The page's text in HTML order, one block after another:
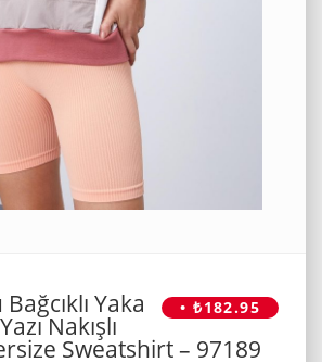
• ₺182.95
Yaka
Nakışlı
Sweatshirt – 97189